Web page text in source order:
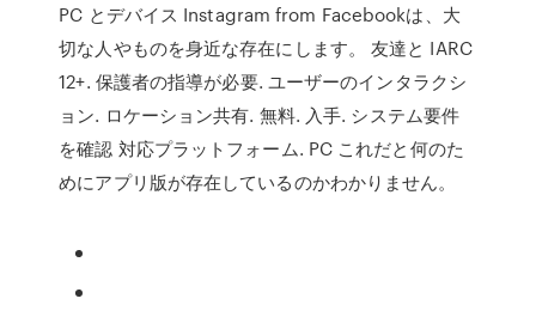
PC とデバイス Instagram from Facebookは、大
切な人やものを身近な存在にします。 友達と IARC
12+. 保護者の指導が必要. ユーザーのインタラクシ
ョン. ロケーション共有. 無料. 入手. システム要件
を確認 対応プラットフォーム. PC これだと何のた
めにアプリ版が存在しているのかわかりません。